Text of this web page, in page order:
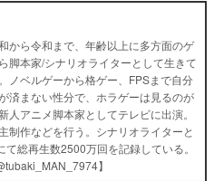
から令和まで、年齢以上に多方面のゲ
脚本家/シナリオライターとして生きて
ノベルゲーから格ゲー、FPSまで自分
済まない性分で、ホラゲーは見るのが
人アニメ脚本家としてテレビに出演。
制作などを行う。シナリオライターと
て総再生数2500万回を記録している。
】